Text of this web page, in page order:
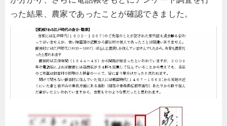
った結果、農家であったことが確認できました。